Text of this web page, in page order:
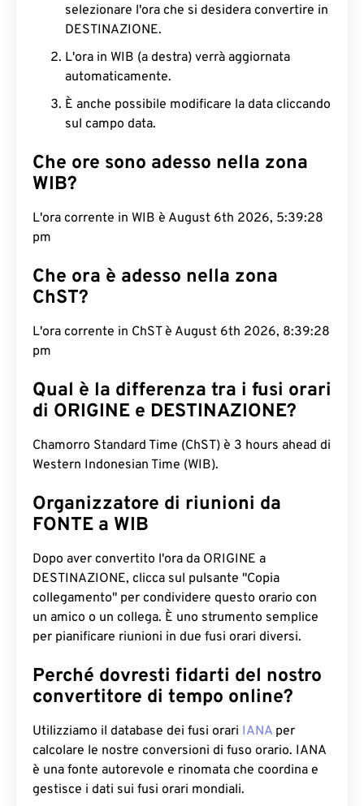
selezionare l'ora che si desidera convertire in
DESTINAZIONE.
L'ora in WIB (a destra) verrà aggiornata
automaticamente.
È anche possibile modificare la data cliccando
sul campo data.
Che ore sono adesso nella zona
WIB?
L'ora corrente in WIB è August 6th 2026, 5:39:29
pm
Che ora è adesso nella zona
ChST?
L'ora corrente in ChST è August 6th 2026, 8:39:29
pm
Qual è la differenza tra i fusi orari
di ORIGINE e DESTINAZIONE?
Chamorro Standard Time (ChST) è 3 hours ahead di
Western Indonesian Time (WIB).
Organizzatore di riunioni da
FONTE a WIB
Dopo aver convertito l'ora da ORIGINE a
DESTINAZIONE, clicca sul pulsante "Copia
collegamento" per condividere questo orario con
un amico o un collega. È uno strumento semplice
per pianificare riunioni in due fusi orari diversi.
Perché dovresti fidarti del nostro
convertitore di tempo online?
Utilizziamo il database dei fusi orari IANA per
calcolare le nostre conversioni di fuso orario. IANA
è una fonte autorevole e rinomata che coordina e
gestisce i dati sui fusi orari mondiali.